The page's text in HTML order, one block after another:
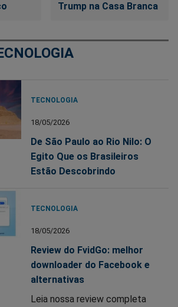
Trump na Casa Branca
TECNOLOGIA
18/05/2026
De São Paulo ao Rio Nilo: O
Egito Que os Brasileiros
Estão Descobrindo
TECNOLOGIA
18/05/2026
Review do FvidGo: melhor
downloader do Facebook e
alternativas
Leia nossa review completa